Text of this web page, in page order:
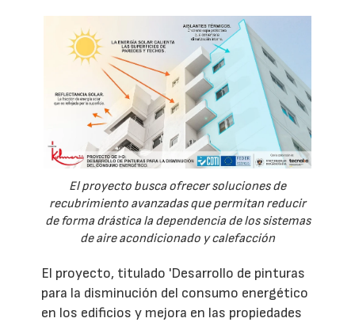
El proyecto busca ofrecer soluciones de
recubrimiento avanzadas que permitan reducir
de forma drástica la dependencia de los sistemas
de aire acondicionado y calefacción
El proyecto, titulado 'Desarrollo de pinturas
para la disminución del consumo energético
en los edificios y mejora en las propiedades